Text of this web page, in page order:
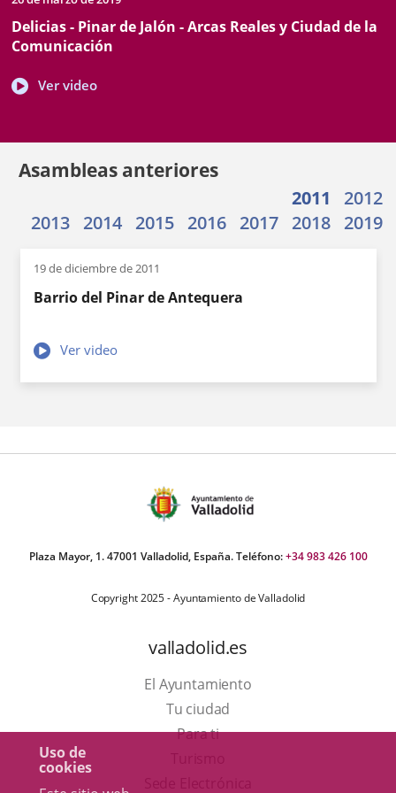
Uso de
cookies
inicio
celebración
Delicias - Pinar de Jalón - Arcas Reales y Ciudad de la
Comunicación
Ver videoEnlace
aplicación
Asambleas anteriores
2019
2018
2017
2016
2015
2014
2013
2012
2011
19 de diciembre de 2011
Barrio del Pinar de Antequera
Ver videoEnlace
una
Plaza Mayor, 1. 47001 Valladolid, España. Teléfono:+34 983 426 100
Copyright 2025 - Ayuntamiento de Valladolid
valladolid.es
El Ayuntamiento
Tu ciudad
Para ti